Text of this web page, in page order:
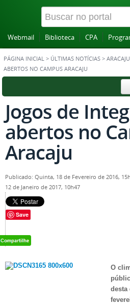
Webmail Biblioteca CPA
PÁGINA INICIAL > ÚLTIMAS NOTÍCIAS > ARACAJU
ABERTOS NO CAMPUS ARACAJU
Jogos de
abertos no
Aracaju
Publicado: Quinta, 18 de Fevereiro de 2016,
12 de Janeiro de 2017, 10h47
Save
O
desta